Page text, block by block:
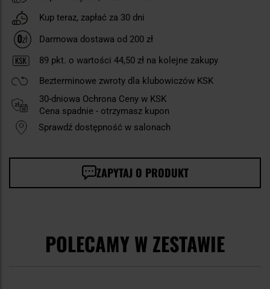
Kup teraz, zapłać za 30 dni
Darmowa dostawa od 200 zł
89 pkt. o wartości 44,50 zł na kolejne zakupy
Bezterminowe zwroty dla klubowiczów KSK
30-dniowa Ochrona Ceny w KSK
Cena spadnie - otrzymasz kupon
Sprawdź dostępność w salonach
ZAPYTAJ O PRODUKT
POLECAMY W ZESTAWIE